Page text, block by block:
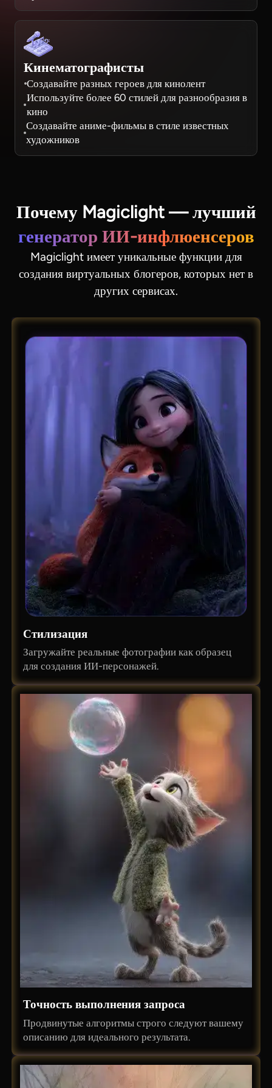
Кинематографисты
Создавайте разных героев для кинолент
Используйте более 60 стилей для разнообразия в
кино
Создавайте аниме-фильмы в стиле известных
художников
Почему Magiclight — лучший
генератор ИИ-инфлюенсеров
Magiclight имеет уникальные функции для
создания виртуальных блогеров, которых нет в
других сервисах.
Стилизация
Загружайте реальные фотографии как образец
для создания ИИ-персонажей.
Точность выполнения запроса
Продвинутые алгоритмы строго следуют вашему
описанию для идеального результата.